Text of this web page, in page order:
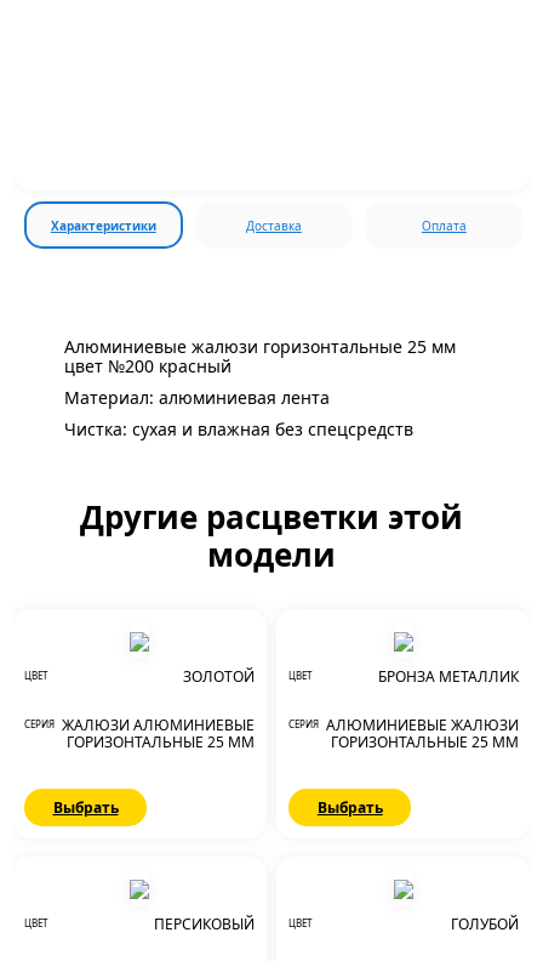
Характеристики Доставка Оплата
Алюминиевые жалюзи горизонтальные 25 мм
цвет №200 красный
Материал: алюминиевая лента
Чистка: сухая и влажная без спецсредств
Другие расцветки этой
модели
ЦВЕТ ЗОЛОТОЙ
СЕРИЯ ЖАЛЮЗИ АЛЮМИНИЕВЫЕ
ГОРИЗОНТАЛЬНЫЕ 25 ММ
Выбрать
ЦВЕТ БРОНЗА МЕТАЛЛИК
СЕРИЯ АЛЮМИНИЕВЫЕ ЖАЛЮЗИ
ГОРИЗОНТАЛЬНЫЕ 25 ММ
Выбрать
ЦВЕТ ПЕРСИКОВЫЙ ЦВЕТ ГОЛУБОЙ